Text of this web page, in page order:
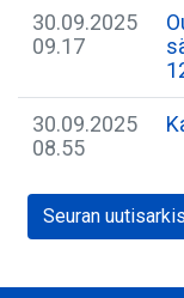
30.09.2025
09.17
30.09.2025
08.55
Seuran